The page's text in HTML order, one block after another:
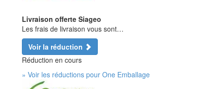
Livraison offerte Siageo
Les frais de livraison vous sont…
Voir la réduction
Réduction en cours
» Voir les réductions pour One Emballage